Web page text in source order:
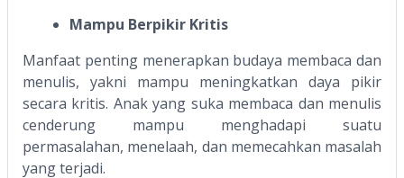
Mampu Berpikir Kritis
Manfaat penting menerapkan budaya membaca dan
menulis, yakni mampu meningkatkan daya pikir
secara kritis. Anak yang suka membaca dan menulis
cenderung mampu menghadapi suatu
permasalahan, menelaah, dan memecahkan masalah
yang terjadi.